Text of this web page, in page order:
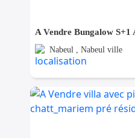
Nabeul , Nabeul ville